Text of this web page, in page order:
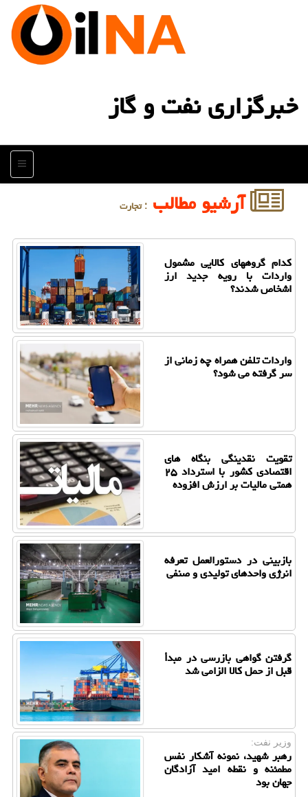
خبرگزاری نفت و گاز
منو
آرشیو مطالب : تجارت
کدام گروههای کالایی مشمول
واردات با رویه جدید ارز
اشخاص شدند؟
واردات تلفن همراه چه زمانی از
سر گرفته می شود؟
تقویت نقدینگی بنگاه های
اقتصادی کشور با استرداد ۲۵
همتی مالیات بر ارزش افزوده
بازبینی در دستورالعمل تعرفه
انرژی واحدهای تولیدی و صنفی
گرفتن گواهی بازرسی در مبدأ
قبل از حمل کالا الزامی شد
وزیر نفت:
رهبر شهید، نمونه آشکار نفس
مطمئنه و نقطه امید آزادگان
جهان بود